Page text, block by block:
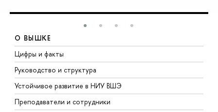
О ВЫШКЕ
Цифры и факты
Руководство и структура
Устойчивое развитие в НИУ ВШЭ
Преподаватели и сотрудники